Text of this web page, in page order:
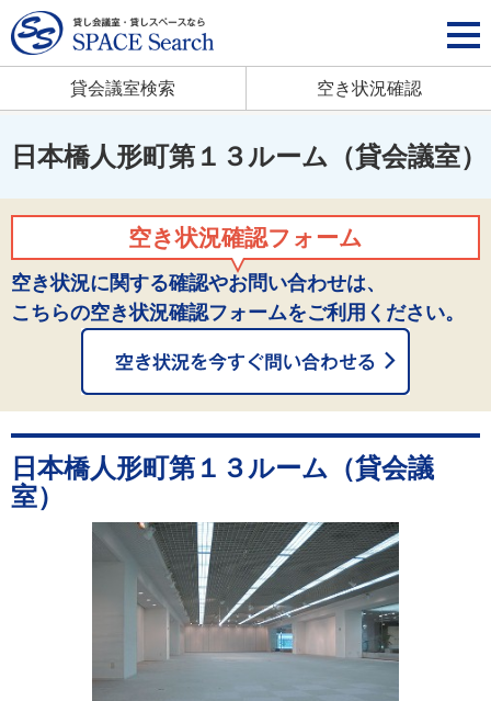
貸会議室検索 空き状況確認
日本橋人形町第１３ルーム（貸会議室）
空き状況確認フォーム
空き状況に関する確認やお問い合わせは、
こちらの空き状況確認フォームをご利用ください。
日本橋人形町第１３ルーム（貸会議
室）